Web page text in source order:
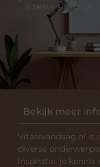
Bekijk meer
Vitaalvandaag.nl is
diverse
inspiratie, je
5 beste slaaptips